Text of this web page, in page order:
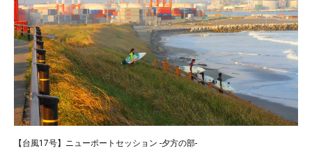
【台風17号】ニューポートセッション -夕方の部-